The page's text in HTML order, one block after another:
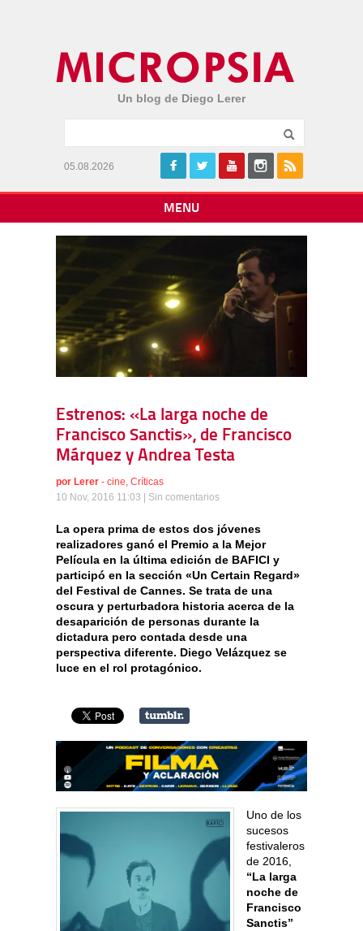
Un blog de Diego Lerer
05.08.2026
MENU
Estrenos: «La larga noche de
Francisco Sanctis», de Francisco
Márquez y Andrea Testa
por Lerer - cine, Críticas
10 Nov, 2016 11:03 | Sin comentarios
La opera prima de estos dos jóvenes
realizadores ganó el Premio a la Mejor
Película en la última edición de BAFICI y
participó en la sección «Un Certain Regard»
del Festival de Cannes. Se trata de una
oscura y perturbadora historia acerca de la
desaparición de personas durante la
dictadura pero contada desde una
perspectiva diferente. Diego Velázquez se
luce en el rol protagónico.
Uno de los
sucesos
festivaleros
de 2016,
“La larga
noche de
Francisco
Sanctis”